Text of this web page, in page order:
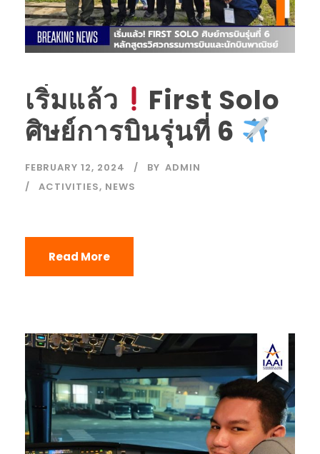
เริ่มแล้ว
First Solo
ศิษย์การบินรุุ่นที่ 6
FEBRUARY 12, 2024 BY ADMIN
ACTIVITIES, NEWS
Read More